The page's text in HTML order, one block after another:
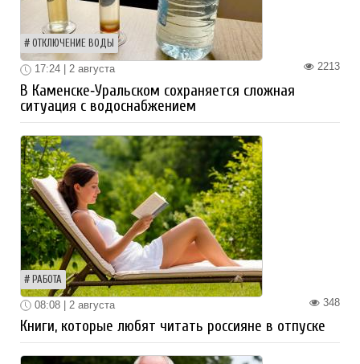
ОТКЛЮЧЕНИЕ ВОДЫ
2213
17:24 | 2 августа
В Каменске‑Уральском сохраняется сложная
ситуация с водоснабжением
РАБОТА
348
08:08 | 2 августа
Книги, которые любят читать россияне в отпуске